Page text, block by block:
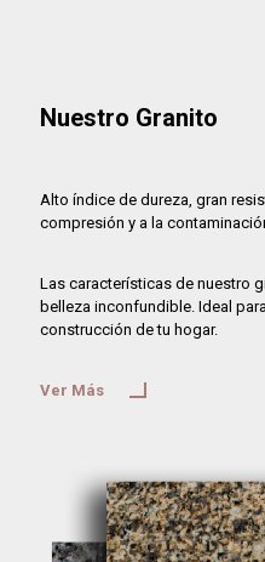
Nuestro Granito
Alto índice de dureza, gran
compresión y a la
Las características de nuestro
belleza inconfundible. Ideal
construcción de tu hogar.
Ver Más